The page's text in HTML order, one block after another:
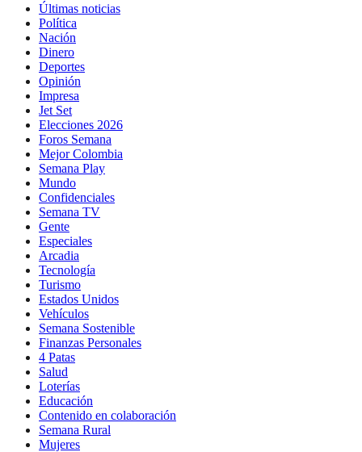
Últimas noticias
Política
Nación
Dinero
Deportes
Opinión
Impresa
Jet Set
Elecciones 2026
Foros Semana
Mejor Colombia
Semana Play
Mundo
Confidenciales
Semana TV
Gente
Especiales
Arcadia
Tecnología
Turismo
Estados Unidos
Vehículos
Semana Sostenible
Finanzas Personales
4 Patas
Salud
Loterías
Educación
Contenido en colaboración
Semana Rural
Mujeres